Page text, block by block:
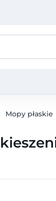
Mopy płaskie